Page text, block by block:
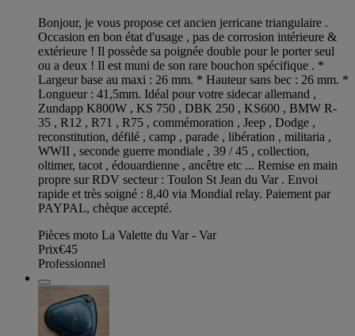
Bonjour, je vous propose cet ancien jerricane triangulaire .
Occasion en bon état d'usage , pas de corrosion intérieure &
extérieure ! Il possède sa poignée double pour le porter seul
ou a deux ! Il est muni de son rare bouchon spécifique . *
Largeur base au maxi : 26 mm. * Hauteur sans bec : 26 mm. *
Longueur : 41,5mm. Idéal pour votre sidecar allemand ,
Zundapp K800W , KS 750 , DBK 250 , KS600 , BMW R-
35 , R12 , R71 , R75 , commémoration , Jeep , Dodge ,
reconstitution, défilé , camp , parade , libération , militaria ,
WWII , seconde guerre mondiale , 39 / 45 , collection,
oltimer, tacot , édouardienne , ancêtre etc ... Remise en main
propre sur RDV secteur : Toulon St Jean du Var . Envoi
rapide et très soigné : 8,40 via Mondial relay. Paiement par
PAYPAL, chèque accepté.
Pièces moto La Valette du Var - Var
Prix€45
Professionnel